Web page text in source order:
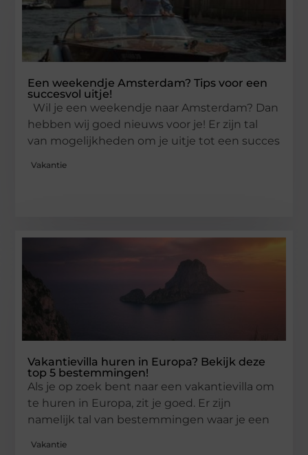
Een weekendje Amsterdam? Tips voor een
succesvol uitje!
Wil je een weekendje naar Amsterdam? Dan
hebben wij goed nieuws voor je! Er zijn tal
van mogelijkheden om je uitje tot een succes
Vakantie
Vakantievilla huren in Europa? Bekijk deze
top 5 bestemmingen!
Als je op zoek bent naar een vakantievilla om
te huren in Europa, zit je goed. Er zijn
namelijk tal van bestemmingen waar je een
Vakantie